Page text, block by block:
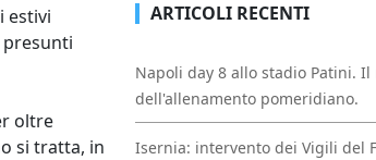
estivi
presunti
oltre
si tratta, in
ARTICOLI RECENTI
Napoli day 8 allo stadio Patini.
dell'allenamento pomeridiano.
Isernia: intervento dei Vigili del